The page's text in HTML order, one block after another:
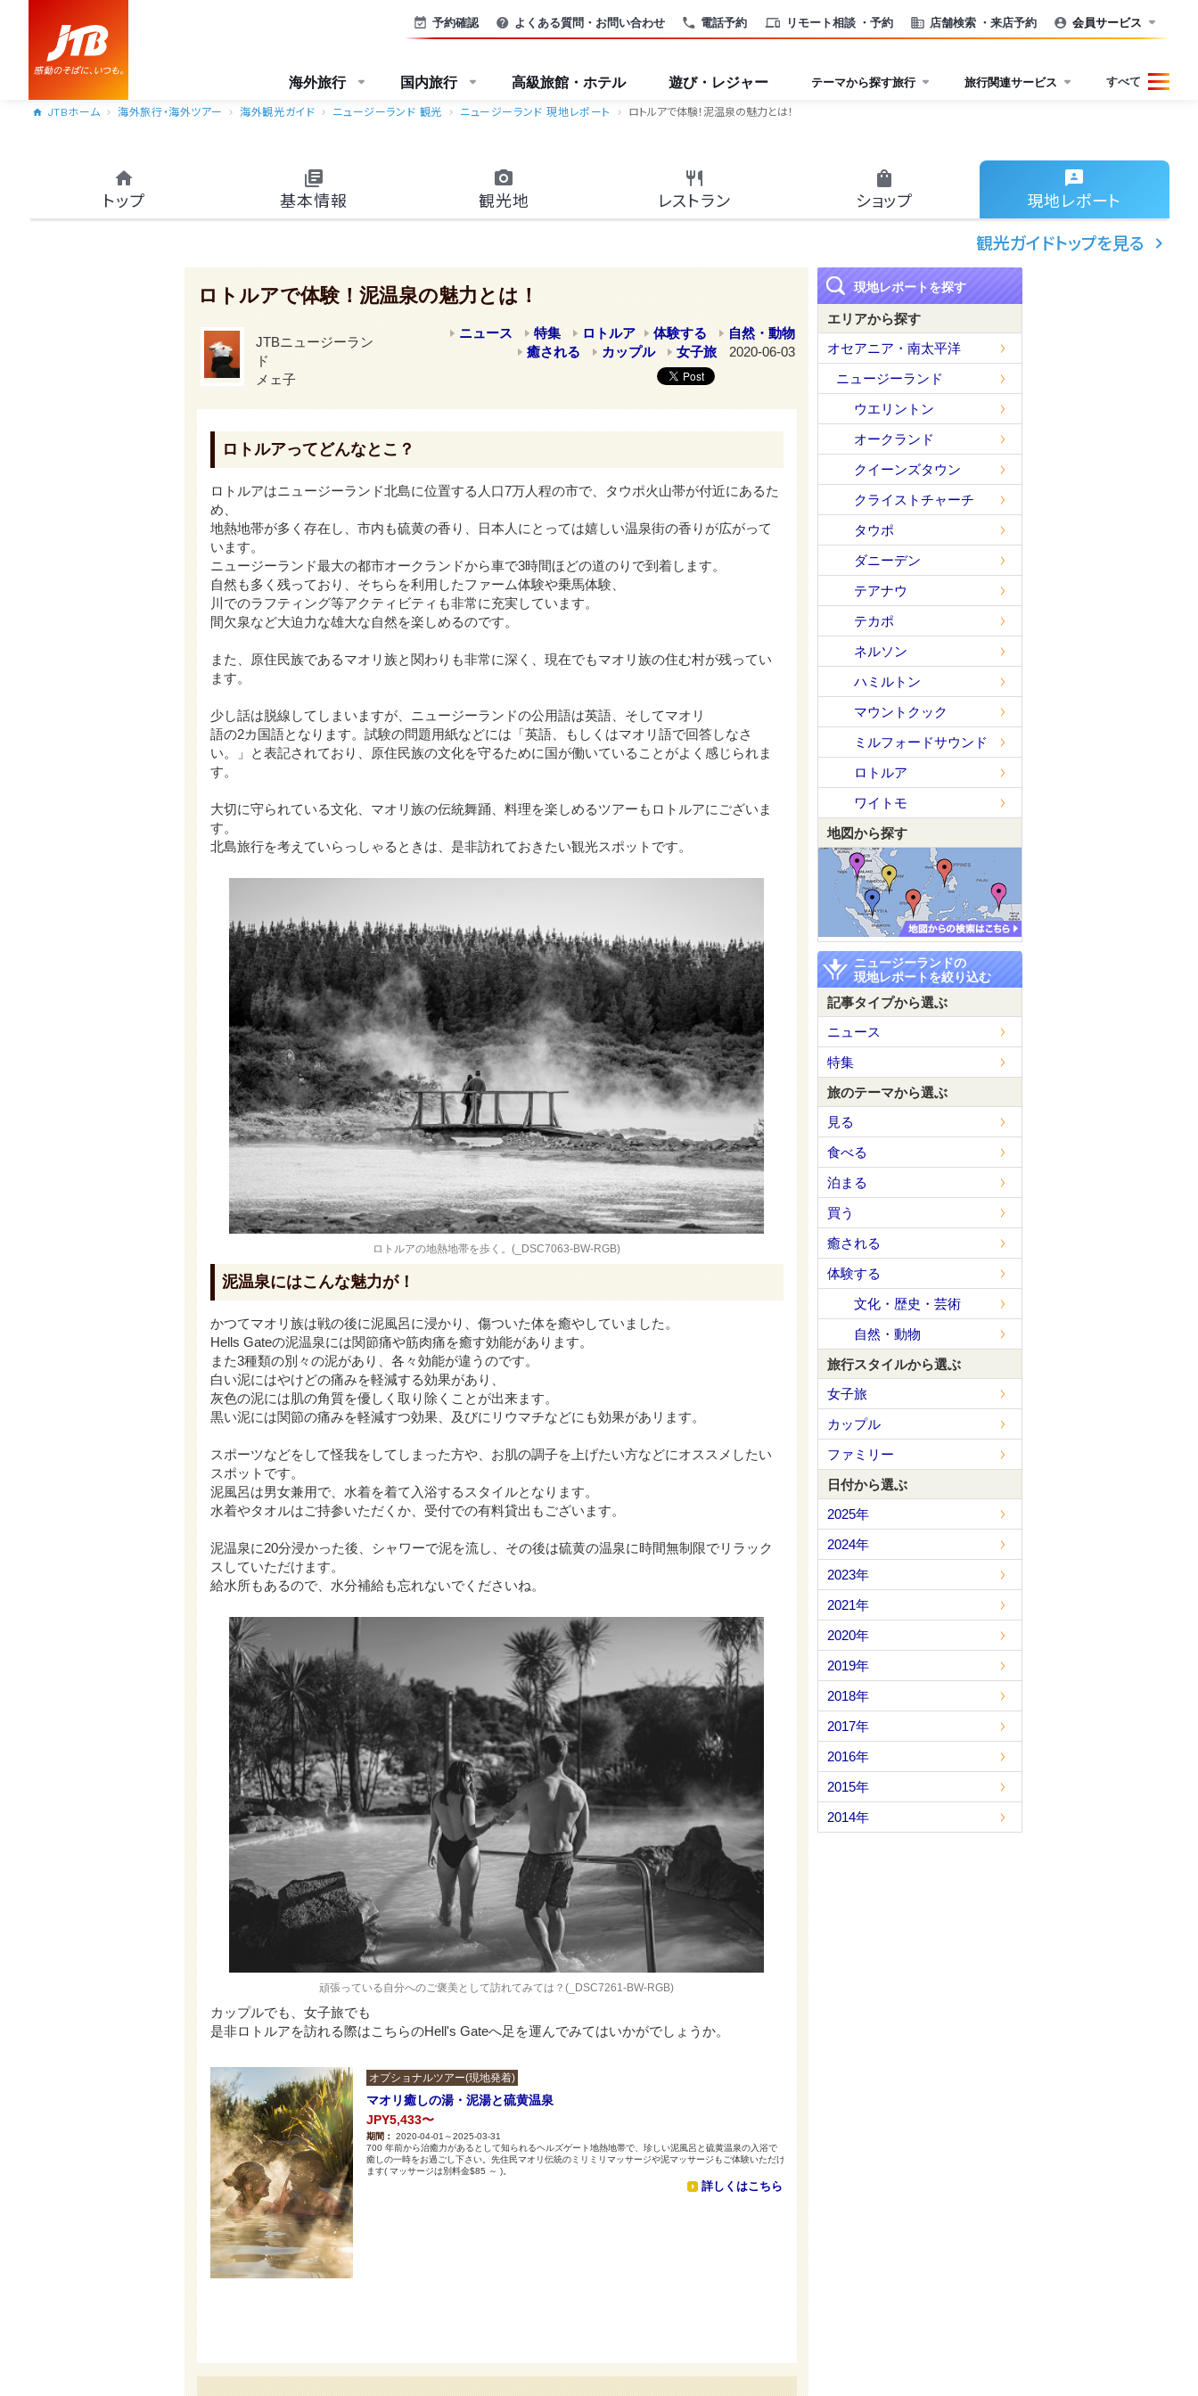
電話予約 リモート相談 ・予約 店舗検索 ・来店予約
予約確認 よくある質問・お問い合わせ 会員サービス
海外旅行 国内旅行 高級旅館・ホテル 遊び・レジャー テーマから探す旅行 旅行関連サービス すべて
JTBホーム 海外旅行・海外ツアー 海外観光ガイド ニュージーランド 観光 ニュージーランド 現地レポート ロトルアで体験！泥温泉の魅力とは！
トップ 基本情報 観光地 レストラン ショップ 現地 レポート
観光ガイドトップを見る
ロトルアで体験！泥温泉の魅力とは！
JTBニュージーラン
ド
メェ子
ニュース 特集 ロトルア 体験する
自然・動物
癒される
カップル 女子旅 2020-06-03
ロトルアってどんなとこ？
ロトルアはニュージーランド北島に位置する人口7万人程の市で、タウポ火山帯が付近にあるた
め、
地熱地帯が多く存在し、市内も硫黄の香り、日本人にとっては嬉しい温泉街の香りが広がって
います。
ニュージーランド最大の都市オークランドから車で3時間ほどの道のりで到着します。
自然も多く残っており、そちらを利用したファーム体験や乗馬体験、
川でのラフティング等アクティビティも非常に充実しています。
間欠泉など大迫力な雄大な自然を楽しめるのです。
また、原住民族であるマオリ族と関わりも非常に深く、現在でもマオリ族の住む村が残ってい
ます。
少し話は脱線してしまいますが、ニュージーランドの公用語は英語、そしてマオリ
語の2カ国語となります。試験の問題用紙などには「英語、もしくはマオリ語で回答しなさ
い。」と表記されており、原住民族の文化を守るために国が働いていることがよく感じられま
す。
大切に守られている文化、マオリ族の伝統舞踊、料理を楽しめるツアーもロトルアにございま
す。
北島旅行を考えていらっしゃるときは、是非訪れておきたい観光スポットです。
ロトルアの地熱地帯を歩く。(_DSC7063-BW-RGB)
泥温泉にはこんな魅力が！
かつてマオリ族は戦の後に泥風呂に浸かり、傷ついた体を癒やしていました。
Hells Gateの泥温泉には関節痛や筋肉痛を癒す効能があります。
また3種類の別々の泥があり、各々効能が違うのです。
白い泥にはやけどの痛みを軽減する効果があり、
灰色の泥には肌の角質を優しく取り除くことが出来ます。
黒い泥には関節の痛みを軽減すつ効果、及びにリウマチなどにも効果があリます。
スポーツなどをして怪我をしてしまった方や、お肌の調子を上げたい方などにオススメしたい
スポットです。
泥風呂は男女兼用で、水着を着て入浴するスタイルとなります。
水着やタオルはご持参いただくか、受付での有料貸出もございます。
泥温泉に20分浸かった後、シャワーで泥を流し、その後は硫黄の温泉に時間無制限でリラック
スしていただけます。
給水所もあるので、水分補給も忘れないでくださいね。
頑張っている自分へのご褒美として訪れてみては？(_DSC7261-BW-RGB)
カップルでも、女子旅でも
是非ロトルアを訪れる際はこちらのHell's Gateへ足を運んでみてはいかがでしょうか。
オプショナルツアー(現地発着)
マオリ癒しの湯・泥湯と硫黄温泉
JPY5,433〜
期間： 2020-04-01～2025-03-31
700 年前から治癒力があるとして知られるヘルズゲート地熱地帯で、珍しい泥風呂と硫黄温泉の入浴で
癒しの一時をお過ごし下さい。先住民マオリ伝統のミリミリマッサージや泥マッサージもご体験いただけ
ます( マッサージは別料金$85 ～ )。
詳しくはこちら
現地レポートを探す
エリアから探す
オセアニア・南太平洋
ニュージーランド
ウエリントン
オークランド
クイーンズタウン
クライストチャーチ
タウポ
ダニーデン
テアナウ
テカポ
ネルソン
ハミルトン
マウントクック
ミルフォードサウンド
ロトルア
ワイトモ
地図から探す
ニュージーランドの
現地レポートを絞り込む
記事タイプから選ぶ
ニュース
特集
旅のテーマから選ぶ
見る
食べる
泊まる
買う
癒される
体験する
文化・歴史・芸術
自然・動物
旅行スタイルから選ぶ
女子旅
カップル
ファミリー
日付から選ぶ
2025年
2024年
2023年
2021年
2020年
2019年
2018年
2017年
2016年
2015年
2014年